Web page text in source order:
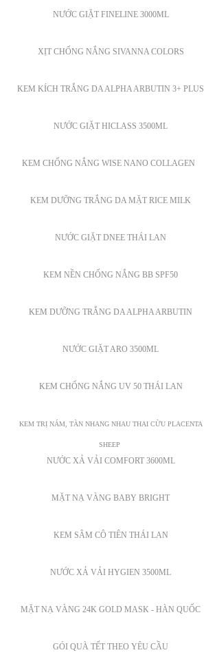
NƯỚC GIẶT FINELINE 3000ML
XỊT CHỐNG NẮNG SIVANNA COLORS
KEM KÍCH TRẮNG DA ALPHA ARBUTIN 3+ PLUS
NƯỚC GIẶT HICLASS 3500ML
KEM CHỐNG NẮNG WISE NANO COLLAGEN
KEM DƯỠNG TRẮNG DA MẶT RICE MILK
NƯỚC GIẶT DNEE THÁI LAN
KEM NỀN CHỐNG NẮNG BB SPF50
KEM DƯỠNG TRẮNG DA ALPHA ARBUTIN
NƯỚC GIẶT ARO 3500ML
KEM CHỐNG NẮNG UV 50 THÁI LAN
KEM TRỊ NÁM, TÀN NHANG NHAU THAI CỪU PLACENTA
SHEEP
NƯỚC XẢ VẢI COMFORT 3600ML
MẶT NẠ VÀNG BABY BRIGHT
KEM SÂM CÔ TIÊN THÁI LAN
NƯỚC XẢ VẢI HYGIEN 3500ML
MẶT NẠ VÀNG 24K GOLD MASK - HÀN QUỐC
GÓI QUÀ TẾT THEO YÊU CẦU